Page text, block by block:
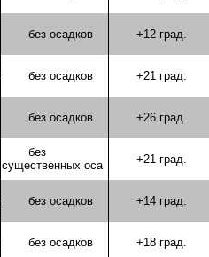
без осадков +12 град.
без осадков +21 град.
без осадков +26 град.
без
существенных оса
+21 град.
без осадков +14 град.
без осадков +18 град.